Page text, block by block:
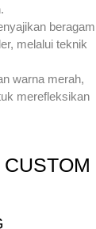
beragam
melalui teknik
warna merah,
merefleksikan